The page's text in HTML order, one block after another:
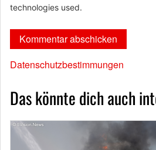
technologies used.
Datenschutzbestimmungen
Das könnte dich auch